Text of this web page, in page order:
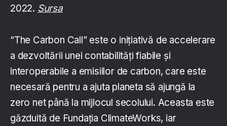
2022. Sursa
“The Carbon Call” este o inițiativă de accelerare
a dezvoltării unei contabilități fiabile și
interoperabile a emisiilor de carbon, care este
necesară pentru a ajuta planeta să ajungă la
zero net până la mijlocul secolului. Aceasta este
găzduită de Fundația ClimateWorks, iar